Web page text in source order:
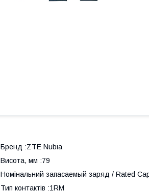
Бренд :ZTE Nubia
Висота, мм :79
Номінальний запасаемый заряд / Rated
Тип контактів :1RM